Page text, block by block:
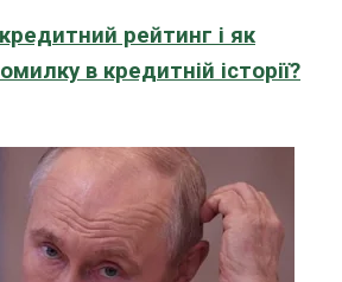
рейтинг і як
в кредитній історії?